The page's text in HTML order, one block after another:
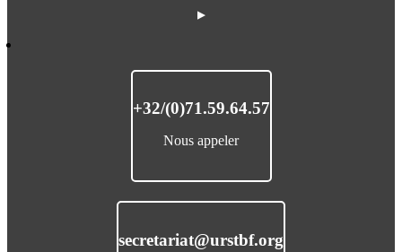
+32/(0)71.59.64.57
Nous appeler
secretariat@urstbf.org